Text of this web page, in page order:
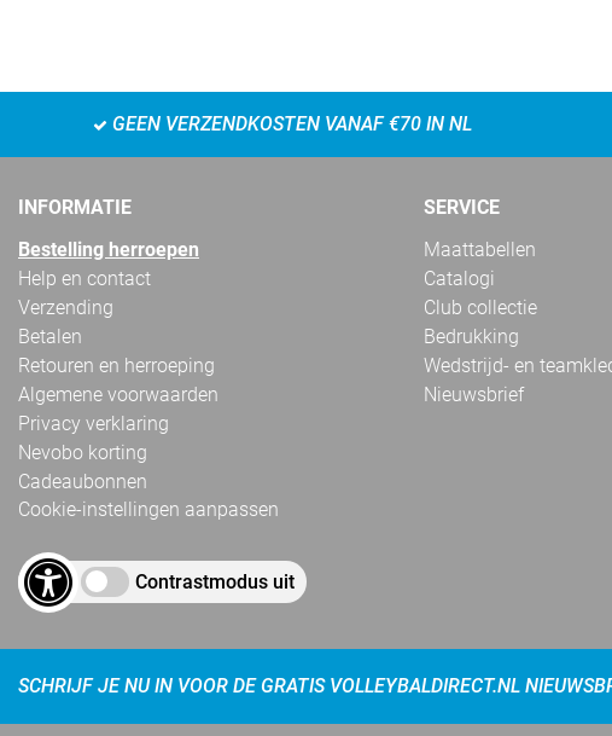
GEEN VERZENDKOSTEN VANAF €70 IN NL
INFORMATIE
Bestelling herroepen
Help en contact
Verzending
Betalen
Retouren en herroeping
Algemene voorwaarden
Privacy verklaring
Nevobo korting
Cadeaubonnen
Cookie-instellingen aanpassen
Contrastmodus uit
SERVICE
Maattabellen
Catalogi
Club collectie
Bedrukking
Wedstrijd- en
Nieuwsbrief
SCHRIJF JE NU IN VOOR DE GRATIS VOLLEYBALDIRECT.NL